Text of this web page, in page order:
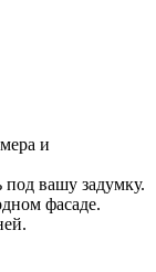
и
вашу задумку.
фасаде.